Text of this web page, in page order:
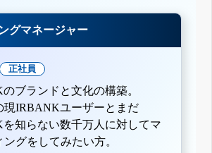
グマネージャー
正社員
ブランドと文化の構築。
現IRBANKユーザーとまだ
知らない数千万人に対してマ
ングをしてみたい方。